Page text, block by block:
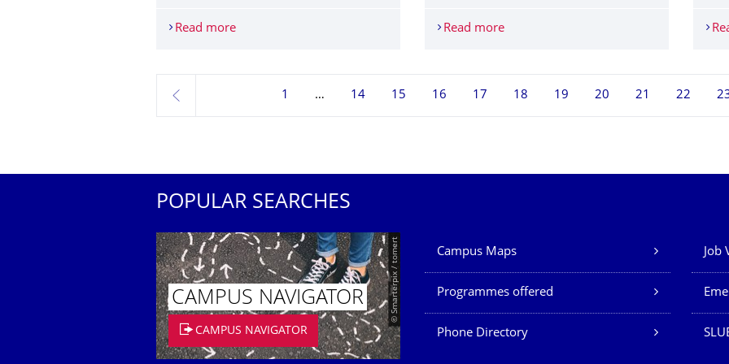
Read moreTutorien der mittelalterlichen Geschichte im WS 2016/17 [UPDATE]
Read moreVerschiebung des Lektürekurses von
previous
1 14 15 16 17 18 19 20 21 22
POPULAR SEARCHES
© Smarterpix / tomert
CAMPUS NAVIGATOR
CAMPUS NAVIGATOR
Our Services
Campus Maps Job
Programmes offered
Phone Directory